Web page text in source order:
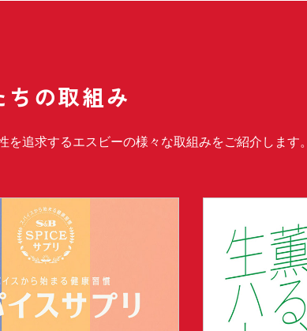
ちの取組み
を追求するエスビーの様々な取組みをご紹介します。